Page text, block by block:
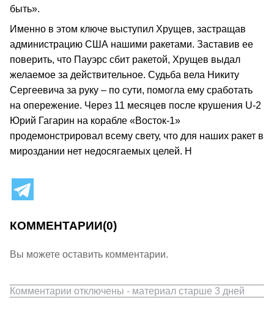
быть».
Именно в этом ключе выступил Хрущев, застращав
администрацию США нашими ракетами. Заставив ее
поверить, что Пауэрс сбит ракетой, Хрущев выдал
желаемое за действительное. Судьба вела Никиту
Сергеевича за руку – по сути, помогла ему сработать
на опережение. Через 11 месяцев после крушения U-2
Юрий Гагарин на корабле «Восток-1»
продемонстрировал всему свету, что для наших ракет в
мироздании нет недосягаемых целей. H
КОММЕНТАРИИ(0)
Вы можете оставить комментарии.
Комментарии отключены - материал старше 3 дней